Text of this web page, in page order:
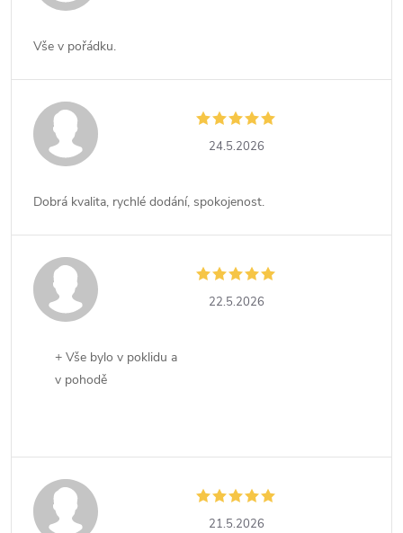
Vše v pořádku.
24.5.2026
Dobrá kvalita, rychlé dodání, spokojenost.
22.5.2026
+ Vše bylo v poklidu a
v pohodě
21.5.2026